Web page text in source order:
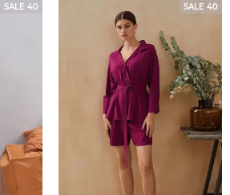
SALE 40 SALE 40